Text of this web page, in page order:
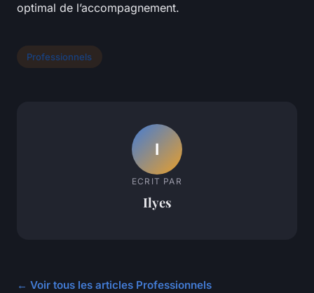
optimal de l’accompagnement.
Professionnels
I
ECRIT PAR
Ilyes
← Voir tous les articles Professionnels